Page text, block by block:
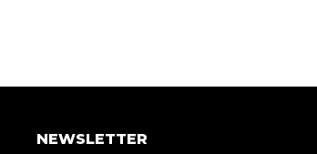
NEWSLETTER